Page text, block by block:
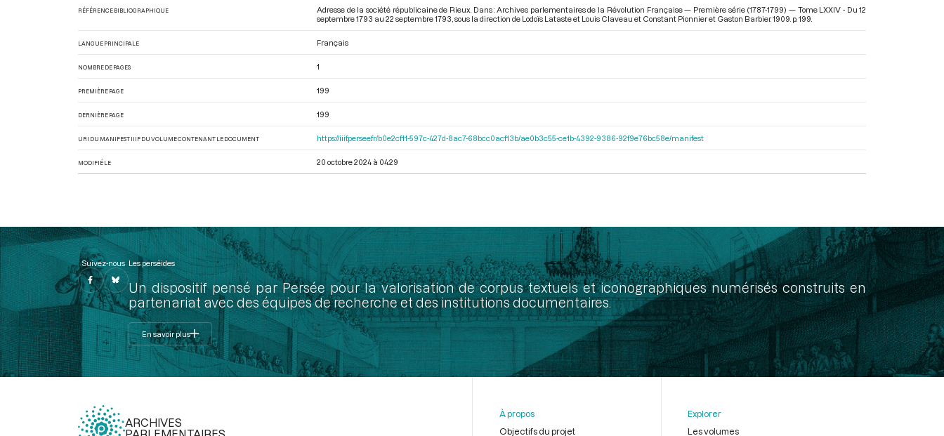
RÉFÉRENCE BIBLIOGRAPHIQUE
Adresse de la société républicaine de Rieux. Dans : Archives parlementaires de la Révolution Française — Première série (1787-1799) — Tome LXXIV - Du 12
septembre 1793 au 22 septembre 1793 , sous la direction de Lodoïs Lataste et Louis Claveau et Constant Pionnier et Gaston Barbier. 1909. p. 199.
LANGUE PRINCIPALE Français
NOMBRE DE PAGES 1
PREMIÈRE PAGE 199
DERNIÈRE PAGE 199
URI DU MANIFEST IIIF DU VOLUME CONTENANT LE DOCUMENT https://iiif.persee.fr/b0e2cf11-597c-427d-8ac7-68bcc0acf13b/ae0b3c55-ce1b-4392-9386-92f9e76bc58e/manifest
MODIFIÉ LE 20 octobre 2024 à 04:29
Suivez-nous Les perséides
Un dispositif pensé par Persée pour la valorisation de corpus textuels et iconographiques numérisés construits en
partenariat avec des équipes de recherche et des institutions documentaires.
En savoir plus
ARCHIVES
À propos
Objectifs du projet
Explorer
Les volumes